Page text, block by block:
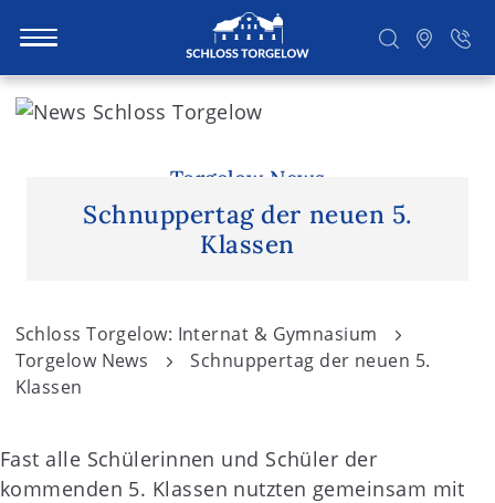
S
t
Torgelow News
Schnuppertag der neuen 5.
Klassen
Schloss Torgelow: Internat & Gymnasium
Torgelow News
Schnuppertag der neuen 5.
Klassen
Fast alle Schülerinnen und Schüler der
kommenden 5. Klassen nutzten gemeinsam mit